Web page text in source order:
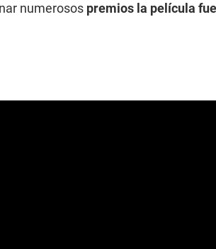
numerosos premios la película